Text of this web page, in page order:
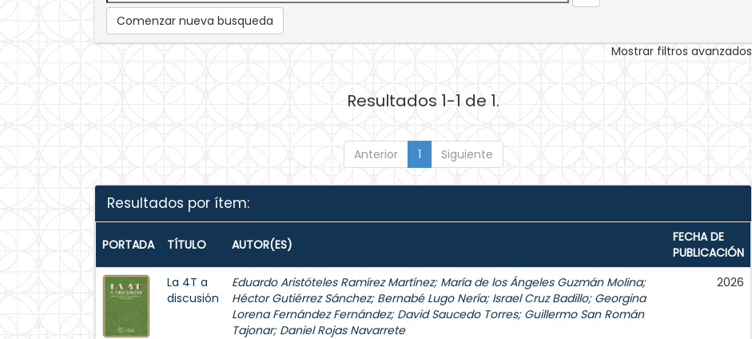
Comenzar nueva busqueda
Mostrar filtros avanzados
Resultados 1-1 de 1.
Anterior 1 Siguiente
Resultados por ítem:
PORTADA TÍTULO AUTOR(ES)
FECHA DE
PUBLICACIÓN
La 4T a
discusión
Eduardo Aristóteles Ramírez Martínez; María de los Ángeles Guzmán Molina;
Héctor Gutiérrez Sánchez; Bernabé Lugo Nería; Israel Cruz Badillo; Georgina
Lorena Fernández Fernández; David Saucedo Torres; Guillermo San Román
Tajonar; Daniel Rojas Navarrete
2026